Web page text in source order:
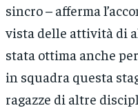
sincro – afferma
vista delle attività di
stata ottima anche
in squadra questa
ragazze di altre